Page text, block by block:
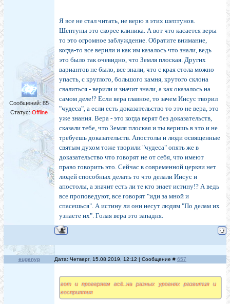
Сообщений:85
Статус:Offline
Я все не стал читать, не верю в этих шептунов.
Шептуны это скорее клиника. А вот что касается веры
то это огромное заблуждение. Обратите внимание,
когда-то все верили и как им казалось что знали, ведь
это было так очевидно, что Земля плоская. Других
вариантов не было, все знали, что с края стола можно
упасть, с круглого, большого камня, крутого склона
свалиться - верили и значит знали, а как оказалось на
самом деле!? Если вера главное, то зачем Иисус творил
"чудеса", а если есть доказательство то это не вера, это
уже знания. Вера - это когда верят без доказательств,
сказали тебе, что Земля плоская и ты веришь в это и не
требуешь доказательств. Апостолы и люди освященные
святым духом тоже творили "чудеса" опять же в
доказательство что говорят не от себя, что имеют
право говорить это. Сейчас в современной церкви нет
людей способных делать то что делали Иисус и
апостолы, а значит есть ли те кто знает истину!? А ведь
все проповедуют, все говорят "иди за мной и
спасешься". А истину ли они несут людям "По делам их
узнаете их". Голая вера это западня.
eugenyp Дата: Четверг, 15.08.2019, 12:12 | Сообщение # 657
вот и проверяем всё..на разных уровнях развития и
восприятия